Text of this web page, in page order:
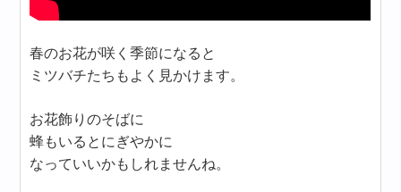
春のお花が咲く季節になると
ミツバチたちもよく見かけます。
お花飾りのそばに
蜂もいるとにぎやかに
なっていいかもしれませんね。